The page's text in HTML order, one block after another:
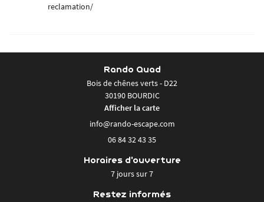
reclamation/
Rando Quad
Bois de chênes verts - D22
30190 BOURDIC
Afficher la carte
06 84 32 43 35
Horaires d'ouverture
7 jours sur 7
Restez informés